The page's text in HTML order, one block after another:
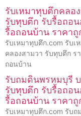
รับเหมาทุบตึกคลอ
รับทุบตึก รับรื้อถอน
รื้อถอนบ้าน ราคาถู
รับเหมาทุบตึก.com รับเ
คลองสามวา รับทุบตึก ร
ถอนบ้าน
รับถมดินพรหมบุรี
รับทุบตึก รับรื้อถอน
รื้อถอนบ้าน ราคาถู
รับเหมาทุบตึก.com รับถ